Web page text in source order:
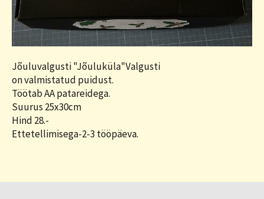
Jõuluvalgusti "Jõuluküla"Valgusti
on valmistatud puidust.
Töötab AA patareidega.
Suurus 25x30cm
Hind 28.-
Ettetellimisega-2-3 tööpäeva.